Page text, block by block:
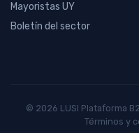
Mayoristas UY
Boletín del sector
© 2026 LUSI Plataforma
Términos y